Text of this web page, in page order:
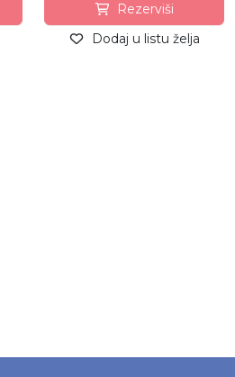
Rezerviši
Dodaj u listu želja